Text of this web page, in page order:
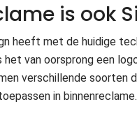
is ook
heeft met de huidige
het van oorsprong een
verschillende soorten
in